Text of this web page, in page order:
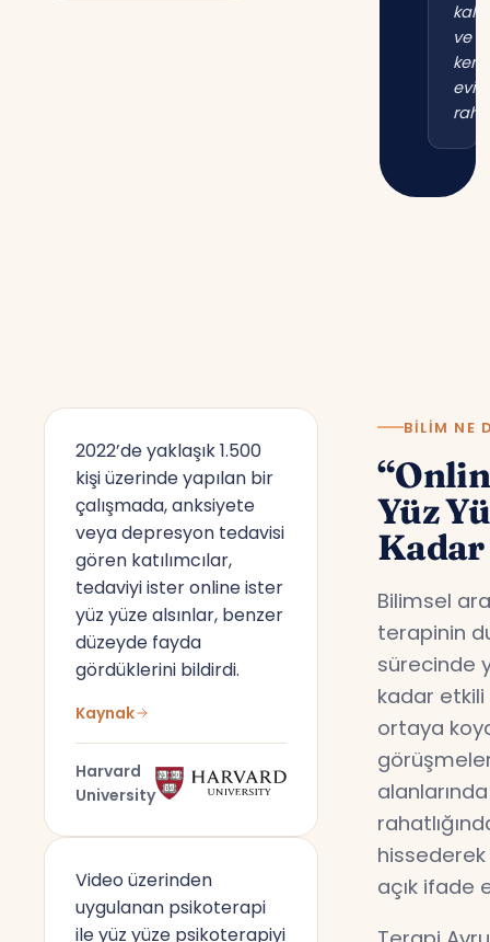
ve
2022’de yaklaşık 1.500
kişi üzerinde yapılan bir
çalışmada, anksiyete
veya depresyon tedavisi
gören katılımcılar,
tedaviyi ister online ister
yüz yüze alsınlar, benzer
düzeyde fayda
gördüklerini bildirdi.
Kaynak
Harvard
University
Video üzerinden
uygulanan psikoterapi
ile yüz yüze psikoterapiyi
BILIM NE
Yüz
Bilimsel
terapinin
sürecinde
kadar
ortaya
açık ifade